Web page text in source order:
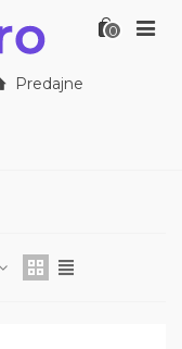
0
Predajne